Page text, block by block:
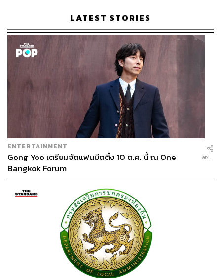
กองบรรณาธิการ THE STANDARD
LATEST STORIES
ENTERTAINMENT
Gong Yoo เตรียมจัดแฟนมีตติ้ง 10 ต.ค. นี้ ณ One
Bangkok Forum
...